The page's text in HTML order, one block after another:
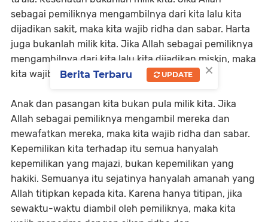
sebagai pemiliknya mengambilnya dari kita lalu kita
dijadikan sakit, maka kita wajib ridha dan sabar. Harta
juga bukanlah milik kita. Jika Allah sebagai pemiliknya
mengambilnya dari kita lalu kita dijadikan miskin, maka
kita wajib ridha dan sabar.
Anak dan pasangan kita bukan pula milik kita. Jika
Allah sebagai pemiliknya mengambil mereka dan
mewafatkan mereka, maka kita wajib ridha dan sabar.
Kepemilikan kita terhadap itu semua hanyalah
kepemilikan yang majazi, bukan kepemilikan yang
hakiki. Semuanya itu sejatinya hanyalah amanah yang
Allah titipkan kepada kita. Karena hanya titipan, jika
sewaktu-waktu diambil oleh pemiliknya, maka kita
×
Berita Terbaru UPDATE